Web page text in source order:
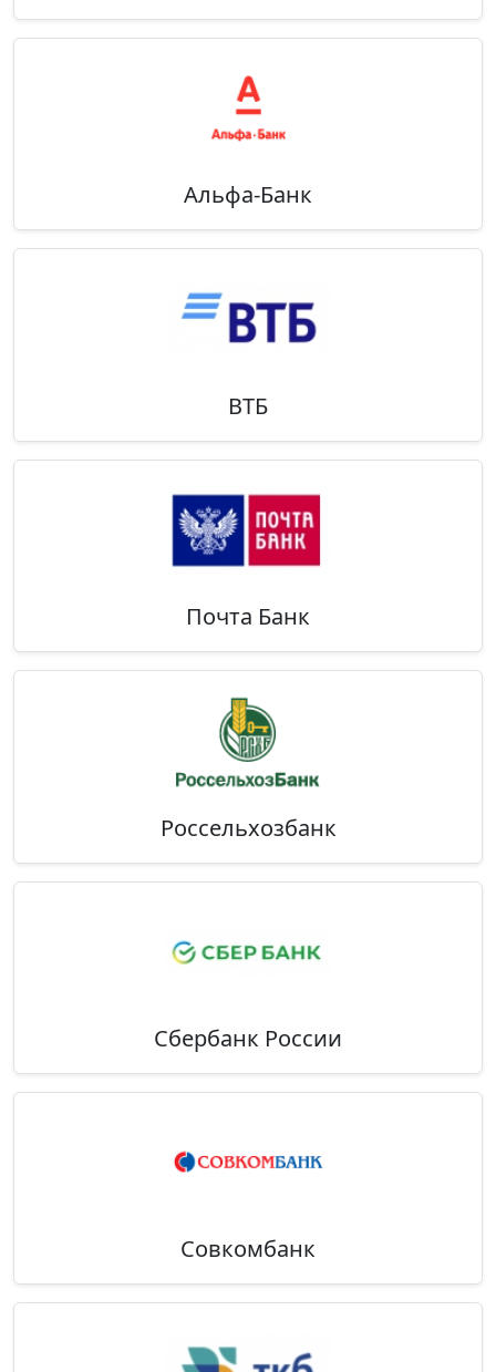
Альфа-Банк
ВТБ
Почта Банк
Россельхозбанк
Сбербанк России
Совкомбанк